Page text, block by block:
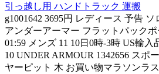
引っ越し用 ハンドトラック 運搬
g1001642 3695円 レディース 予告
アンダーアーマー フラットパックポ
01:59 メンズ 11 10日0時-3時 US輸入
10 UNDER ARMOUR 1342656 スポ
ヤーピット 木 お買い物マラソンラ